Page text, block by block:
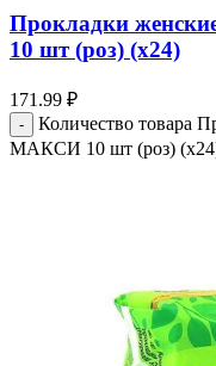
Прокладки
10 шт (роз) (х24)
171.99 ₽
Количество товара
МАКСИ 10 шт (роз)